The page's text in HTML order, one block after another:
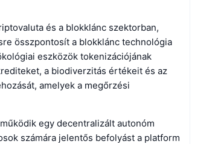
és a blokklánc szektorban,
összpontosít a blokklánc technológia
eszközök tokenizációjának
a biodiverzitás értékeit és az
amelyek a megőrzési
egy decentralizált autonóm
számára jelentős befolyást a platform